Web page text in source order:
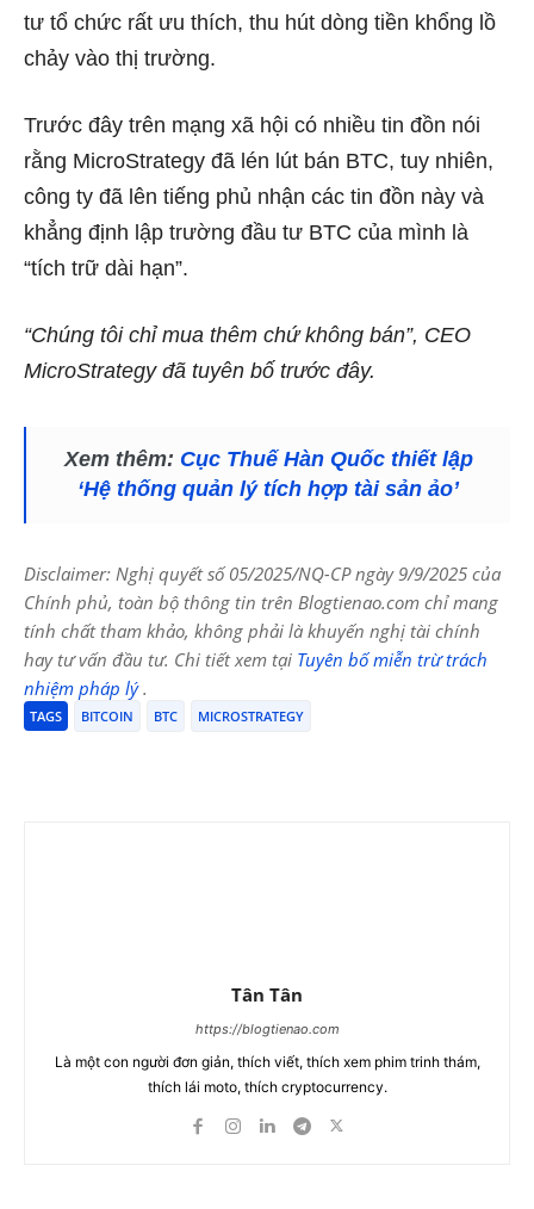
tư tổ chức rất ưu thích, thu hút dòng tiền khổng lồ
chảy vào thị trường.
Trước đây trên mạng xã hội có nhiều tin đồn nói
rằng MicroStrategy đã lén lút bán BTC, tuy nhiên,
công ty đã lên tiếng phủ nhận các tin đồn này và
khẳng định lập trường đầu tư BTC của mình là
“tích trữ dài hạn”.
“Chúng tôi chỉ mua thêm chứ không bán”, CEO
MicroStrategy đã tuyên bố trước đây.
Xem thêm: Cục Thuế Hàn Quốc thiết lập
‘Hệ thống quản lý tích hợp tài sản ảo’
Disclaimer: Nghị quyết số 05/2025/NQ-CP ngày 9/9/2025 của
Chính phủ, toàn bộ thông tin trên Blogtienao.com chỉ mang
tính chất tham khảo, không phải là khuyến nghị tài chính
hay tư vấn đầu tư. Chi tiết xem tại Tuyên bố miễn trừ trách
nhiệm pháp lý.
TAGS BITCOIN BTC MICROSTRATEGY
Tân Tân
https://blogtienao.com
Là một con người đơn giản, thích viết, thích xem phim trinh thám,
thích lái moto, thích cryptocurrency.